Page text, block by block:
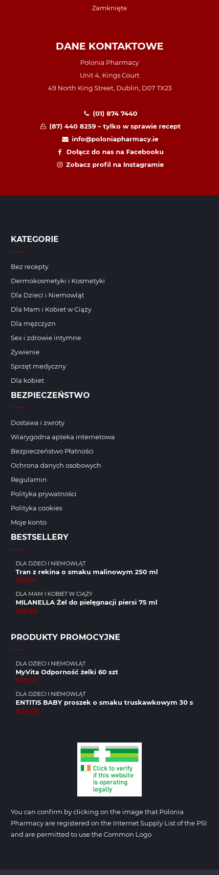
Zamknięte
DANE KONTAKTOWE
Polonia Pharmacy
Unit 4, Kings Court
49 North King Street, Dublin, D07 TX23
(01) 874 7440
(87) 440 8259 – tylko w sprawie recept
info@poloniapharmacy.ie
Dołącz do nas na Facebooku
Zobacz profil na Instagramie
KATEGORIE
Bez recepty
Dermokosmetyki i Kosmetyki
Dla Dzieci i Niemowląt
Dla Mam i Kobiet w Ciąży
Dla mężczyzn
Sex i zdrowie intymne
Żywienie
Sprzęt medyczny
Dla kobiet
BEZPIECZEŃSTWO
Dostawa i zwroty
Wiarygodna apteka internetowa
Bezpieczeństwo Płatności
Ochrona danych osobowych
Regulamin
Polityka prywatności
Polityka cookies
Moje konto
BESTSELLERY
DLA DZIECI I NIEMOWLĄT
Tran z rekina o smaku malinowym 250 ml
€17.50
DLA MAM I KOBIET W CIĄŻY
MILANELLA Żel do pielęgnacji piersi 75 ml
€18.00
PRODUKTY PROMOCYJNE
DLA DZIECI I NIEMOWLĄT
MyVita Odporność żelki 60 szt
€12.50
DLA DZIECI I NIEMOWLĄT
ENTITIS BABY proszek o smaku truskawkowym 30 s
€28.00
You can confirm by clicking on the image that Polonia
Pharmacy are registered on the Internet Supply List of the PSI
and are permitted to use the Common Logo.